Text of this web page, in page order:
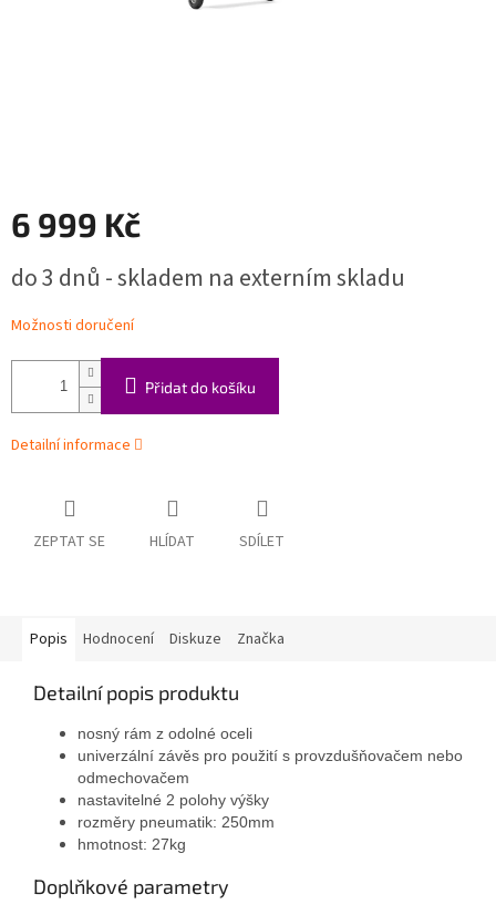
6 999 Kč
cena:
do 3 dnů - skladem na externím skladu
Možnosti doručení
Přidat do košíku
Detailní informace
ZEPTAT SE HLÍDAT SDÍLET
Popis Hodnocení Diskuze Značka
Detailní popis produktu
nosný rám z odolné oceli
univerzální závěs pro použití s provzdušňovačem nebo
odmechovačem
nastavitelné 2 polohy výšky
rozměry pneumatik: 250mm
hmotnost: 27kg
Doplňkové parametry